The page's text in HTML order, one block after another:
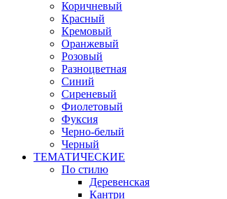
Коричневый
Красный
Кремовый
Оранжевый
Розовый
Разноцветная
Синий
Сиреневый
Фиолетовый
Фуксия
Черно-белый
Черный
ТЕМАТИЧЕСКИЕ
По стилю
Деревенская
Кантри